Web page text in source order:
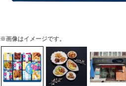
※画像はイメージです。